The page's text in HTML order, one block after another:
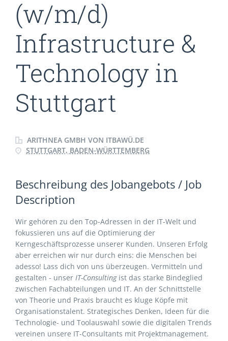
(w/m/d)
Infrastructure &
Technology in
Stuttgart
ARITHNEA GMBH VON ITBAWÜ.DE
STUTTGART, BADEN-WÜRTTEMBERG
Beschreibung des Jobangebots / Job
Description
Wir gehören zu den Top-Adressen in der IT-Welt und
fokussieren uns auf die Optimierung der
Kerngeschäftsprozesse unserer Kunden. Unseren Erfolg
aber erreichen wir nur durch eins: die Menschen bei
adesso! Lass dich von uns überzeugen. Vermitteln und
gestalten - unser IT-Consultingist das starke Bindeglied
zwischen Fachabteilungen und IT. An der Schnittstelle
von Theorie und Praxis braucht es kluge Köpfe mit
Organisationstalent. Strategisches Denken, Ideen für die
Technologie- und Toolauswahl sowie die digitalen Trends
vereinen unsere IT-Consultants mit Projektmanagement.